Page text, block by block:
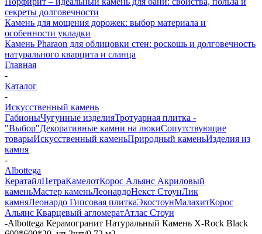
секреты долговечности
Камень для мощения дорожек: выбор материала и
особенности укладки
Камень Pharaon для облицовки стен: роскошь и долговечность
натурального кварцита и сланца
Главная
-
Каталог
-
Искусственный камень
ГабионыЧугунные изделияТротуарная плитка -
"Выбор"Декоративные камни на люкиСопутствующие
товарыИскусственный каменьПриродный каменьИзделия из
камня
-
Albottega
КератайлПетраКамелотКорос Альянс Акриловый
каменьМастер каменьЛеонардоНекст СтоунЛик
камняЛеонардо Гипсовая плиткаЭкостоунМалахитКорос
Альянс Кварцевый агломератАтлас Стоун
-Albottega Керамогранит Натуральный Камень X-Rock Black